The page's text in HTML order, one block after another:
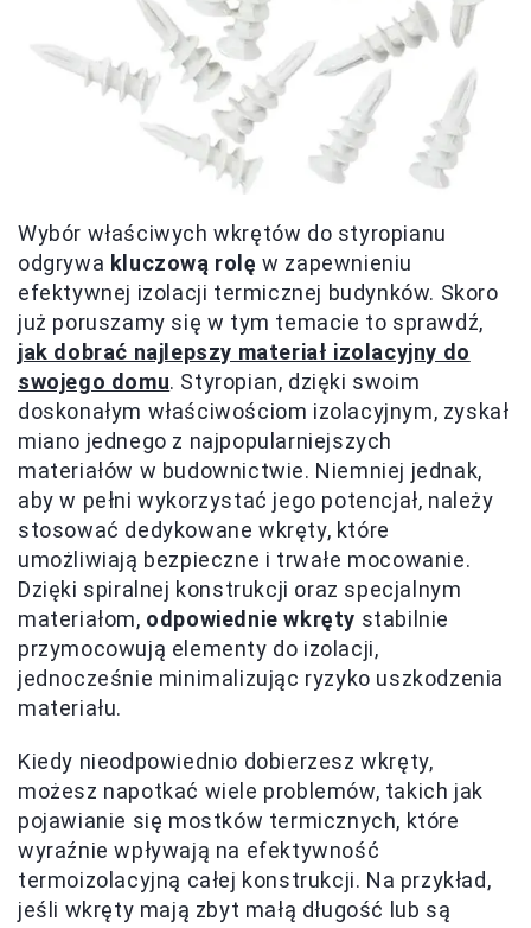
Wybór właściwych wkrętów do styropianu
odgrywa kluczową rolę w zapewnieniu
efektywnej izolacji termicznej budynków. Skoro
już poruszamy się w tym temacie to sprawdź,
jak dobrać najlepszy materiał izolacyjny do
swojego domu. Styropian, dzięki swoim
doskonałym właściwościom izolacyjnym, zyskał
miano jednego z najpopularniejszych
materiałów w budownictwie. Niemniej jednak,
aby w pełni wykorzystać jego potencjał, należy
stosować dedykowane wkręty, które
umożliwiają bezpieczne i trwałe mocowanie.
Dzięki spiralnej konstrukcji oraz specjalnym
materiałom, odpowiednie wkręty stabilnie
przymocowują elementy do izolacji,
jednocześnie minimalizując ryzyko uszkodzenia
materiału.
Kiedy nieodpowiednio dobierzesz wkręty,
możesz napotkać wiele problemów, takich jak
pojawianie się mostków termicznych, które
wyraźnie wpływają na efektywność
termoizolacyjną całej konstrukcji. Na przykład,
jeśli wkręty mają zbyt małą długość lub są